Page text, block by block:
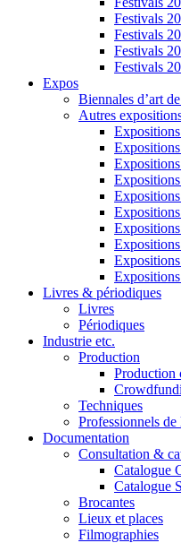
Festivals
Festivals
Festivals
Festivals
Expos
Biennales d’art
Autres
Livres & périodiques
Livres
Périodiques
Industrie etc.
Production
Production
Techniques
Professionnels de
Documentation
Consultation &
Catalogue
Catalogue
Brocantes
Lieux et places
Filmographies